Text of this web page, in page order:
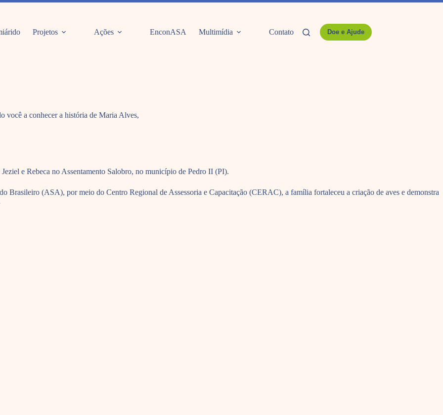
Projetos Ações EnconASA Multimídia Contato Doe e Ajude
você a conhecer a história de Maria Alves,
e Rebeca no Assentamento Salobro, no município de Pedro II (PI).
Brasileiro (ASA), por meio do Centro Regional de Assessoria e Capacitação (CERAC), a família fortaleceu a criação de aves e demonstra